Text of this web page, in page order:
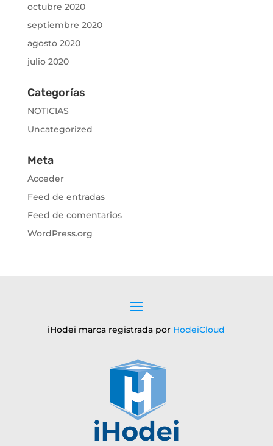
octubre 2020
septiembre 2020
agosto 2020
julio 2020
Categorías
NOTICIAS
Uncategorized
Meta
Acceder
Feed de entradas
Feed de comentarios
WordPress.org
iHodei marca registrada por HodeiCloud